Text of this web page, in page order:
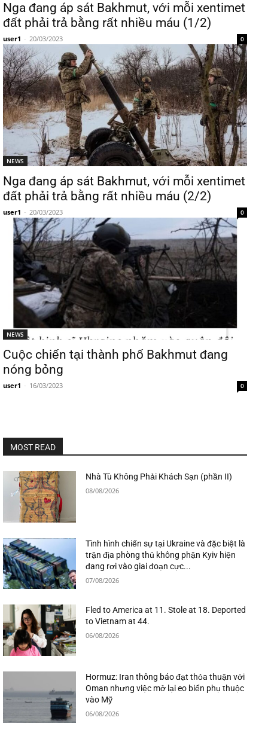
Nga đang áp sát Bakhmut, với mỗi xentimet
đất phải trả bằng rất nhiều máu (1/2)
user1 - 20/03/2023 0
NEWS
Nga đang áp sát Bakhmut, với mỗi xentimet
đất phải trả bằng rất nhiều máu (2/2)
user1 - 20/03/2023 0
NEWS
Cuộc chiến tại thành phố Bakhmut đang
nóng bỏng
user1 - 16/03/2023 0
MOST READ
Nhà Tù Không Phải Khách Sạn (phần II)
08/08/2026
Tình hình chiến sự tại Ukraine và đặc biệt là
trận địa phòng thủ không phận Kyiv hiện
đang rơi vào giai đoạn cực...
07/08/2026
Fled to America at 11. Stole at 18. Deported
to Vietnam at 44.
06/08/2026
Hormuz: Iran thông báo đạt thỏa thuận với
Oman nhưng việc mở lại eo biển phụ thuộc
vào Mỹ
06/08/2026